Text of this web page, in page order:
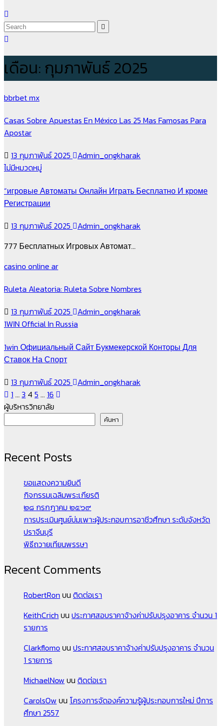
เดือน: กุมภาพันธ์ 2025
bbrbet mx
Casas Sobre Apuestas En México Las 25 Mas Famosas Para
Apostar
13 กุมภาพันธ์ 2025
Admin_ongkharak
ไม่มีหมวดหมู่
“игровые Автоматы Онлайн Играть Бесплатно И кроме
Регистрации
13 กุมภาพันธ์ 2025
Admin_ongkharak
777 Бесплатных Игровых Автомат…
casino online ar
Ruleta Aleatoria: Ruleta Sobre Nombres
13 กุมภาพันธ์ 2025
Admin_ongkharak
1WIN Official In Russia
1win Официальный Сайт Букмекерской Конторы Для
Ставок На Спорт
13 กุมภาพันธ์ 2025
Admin_ongkharak
Posts
pagination
1 … 3 4 5 … 16
ผู้บริหารวิทยาลัย
ค้นหา
Recent Posts
ขอแสดงความยินดี
กิจกรรมเฉลิมพระเกียรติ
๒๘ กรกฎาคม ๒๕๖๙
การประเมินศูนย์บ่มเพาะผู้ประกอบการอาชีวศึกษา ระดับจังหวัด
ปราจีนบุรี
พิธีถวายเทียนพรรษา
Recent Comments
RobertRon บน ติดต่อเรา
KeithCrich บน ประกาศสอบราคาจ้างค่าปรับปรุงอาคาร จำนวน 1
รายการ
Clarkflomo บน ประกาศสอบราคาจ้างค่าปรับปรุงอาคาร จำนวน
1 รายการ
MichaelNow บน ติดต่อเรา
CarolsOw บน โครงการจัดองค์ความรู้ผู้ประกอบการใหม่ ปีการ
ศึกษา 2557